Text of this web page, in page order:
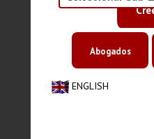
ENGLISH
Abogados